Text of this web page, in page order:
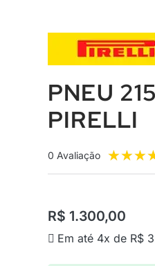
PNEU
PIRELLI
0 Avaliação ★★★
R$ 1.300,00
Em até 4x de R$